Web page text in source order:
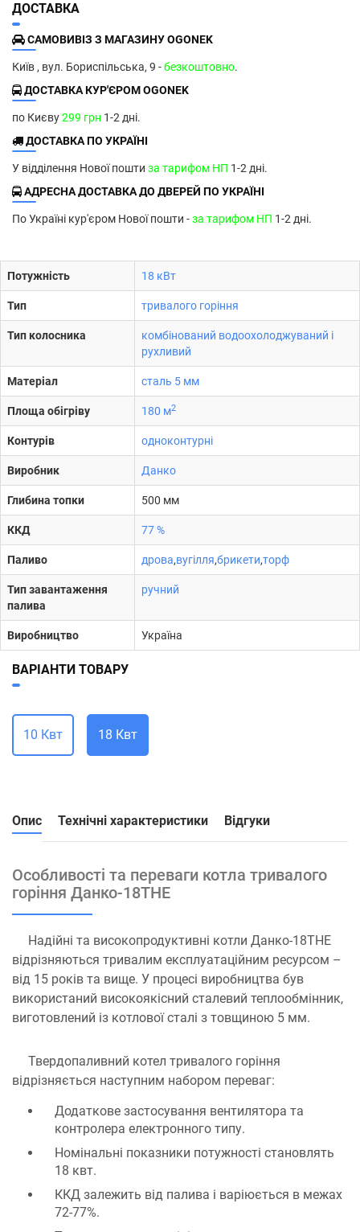
ДОСТАВКА
САМОВИВІЗ З МАГАЗИНУ OGONEK
Київ , вул. Бориспільська, 9 -безкоштовно.
ДОСТАВКА КУР'ЄРОМ OGONEK
по Києву299 грн 1-2 дні.
ДОСТАВКА ПО УКРАЇНІ
У відділення Нової пошти за тарифом НП 1-2 дні.
АДРЕСНА ДОСТАВКА ДО ДВЕРЕЙ ПО УКРАЇНІ
По Україні кур'єром Нової пошти -за тарифом НП 1-2 дні.
Потужність 18 кВт
Тип тривалого горіння
Тип колосника
комбінований водоохолоджуваний і
рухливий
Матеріал сталь 5 мм
Площа обігріву 180 м2
Контурів одноконтурні
Виробник Данко
Глибина топки 500 мм
ККД 77 %
Паливо дрова,вугілля,брикети,торф
Тип завантаження
палива
ручний
Виробництво Україна
ВАРІАНТИ ТОВАРУ
10 Квт 18 Квт
Опис Технічні характеристики Відгуки
Особливості та переваги котла тривалого
горіння Данко-18ТНЕ
Надійні та високопродуктивні котли Данко-18ТНЕ
відрізняються тривалим експлуатаційним ресурсом –
від 15 років та вище. У процесі виробництва був
використаний високоякісний сталевий теплообмінник,
виготовлений із котлової сталі з товщиною 5 мм.
Твердопаливний котел тривалого горіння
відрізняється наступним набором переваг:
Додаткове застосування вентилятора та
контролера електронного типу.
Номінальні показники потужності становлять
18 квт.
ККД залежить від палива і варіюється в межах
72-77%.